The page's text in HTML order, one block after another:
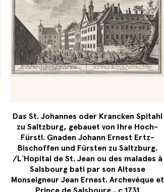
Das St. Johannes oder Krancken Spitahl
zu Saltzburg, gebauet von Ihre Hoch-
Fürstl. Gnaden Johann Ernest Ertz-
Bischoffen und Fürsten zu Saltzburg.
/L`Hopital de St. Jean ou des malades à
Salsbourg bati par son Altesse
Monseigneur Jean Ernest. Archevéque et